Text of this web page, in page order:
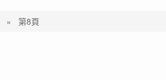
» 第8頁